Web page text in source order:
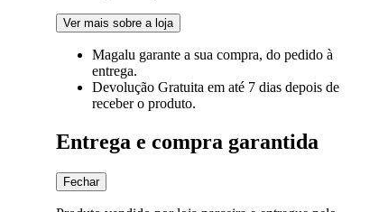
Ver mais sobre a loja
Magalu garante a sua compra, do pedido à
entrega.
Devolução Gratuita em até 7 dias depois de
receber o produto.
Entrega e compra garantida
Fechar